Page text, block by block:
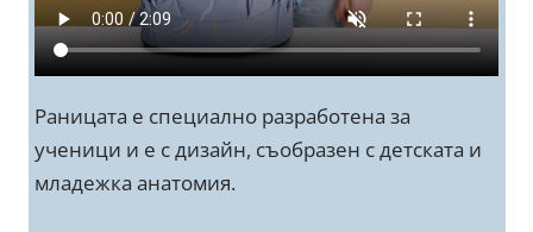
Раницата е специално разработена за
ученици и е с дизайн, съобразен с детската и
младежка анатомия.